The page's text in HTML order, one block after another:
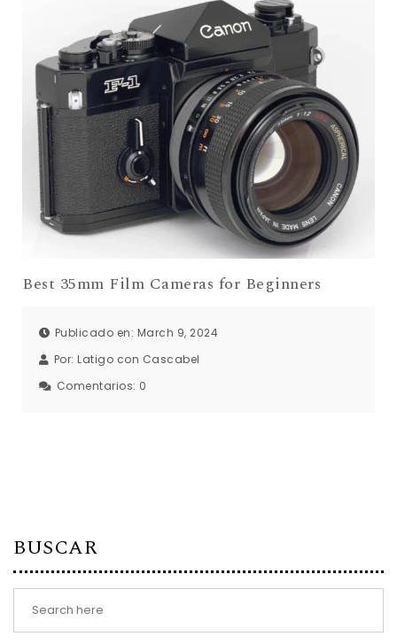
Best 35mm Film Cameras for Beginners
Publicado en: March 9, 2024
Por: Latigo con Cascabel
Comentarios: 0
BUSCAR